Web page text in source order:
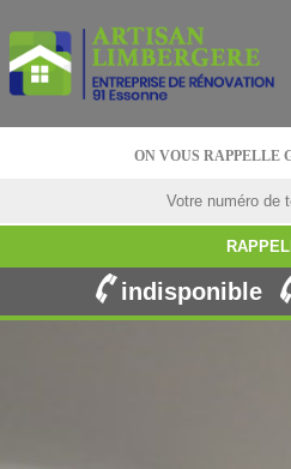
ON VOUS RAPPELLE
indisponible